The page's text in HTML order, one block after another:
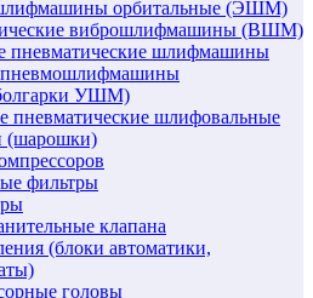
орбитальные (ЭШМ)
виброшлифмашины (ВШМ)
пневматические шлифмашины
пневмошлифмашины
УШМ)
пневматические шлифовальные
(шарошки)
фильтры
клапана
(блоки автоматики,
головы